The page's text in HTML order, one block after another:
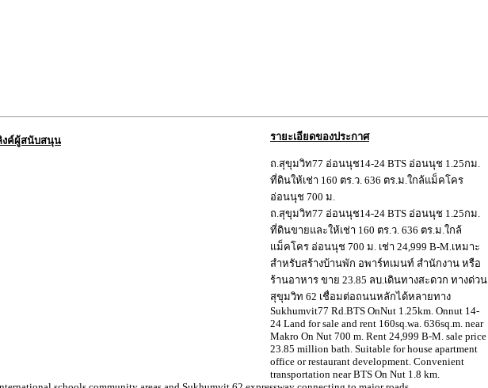
งค์ผู้สนับสนุน รายะเอียดของประกาศ
ถ.สุขุมวิท77 อ่อนนุช14-24 BTS อ่อนนุช 1.25กม.
ที่ดินให้เช่า 160 ตร.ว. 636 ตร.ม.ใกล้แม็คโคร
อ่อนนุช 700 ม.
ถ.สุขุมวิท77 อ่อนนุช14-24 BTS อ่อนนุช 1.25กม.
ที่ดินขายและให้เช่า 160 ตร.ว. 636 ตร.ม.ใกล้
แม็คโคร อ่อนนุช 700 ม. เช่า 24,999 B-M.เหมาะ
สำหรับสร้างบ้านพัก อพาร์ทเมนท์ สำนักงาน หรือ
ร้านอาหาร ขาย 23.85 ลบ.เดินทางสะดวก ทางด่วน
สุขุมวิท 62 เชื่อมต่อถนนหลักได้หลายทาง
Sukhumvit77 Rd.BTS OnNut 1.25km. Onnut 14-
24 Land for sale and rent 160sq.wa. 636sq.m. near
Makro On Nut 700 m. Rent 24,999 B-M. sale price
23.85 million bath. Suitable for house apartment
office or restaurant development. Convenient
transportation near BTS On Nut 1.8 km.